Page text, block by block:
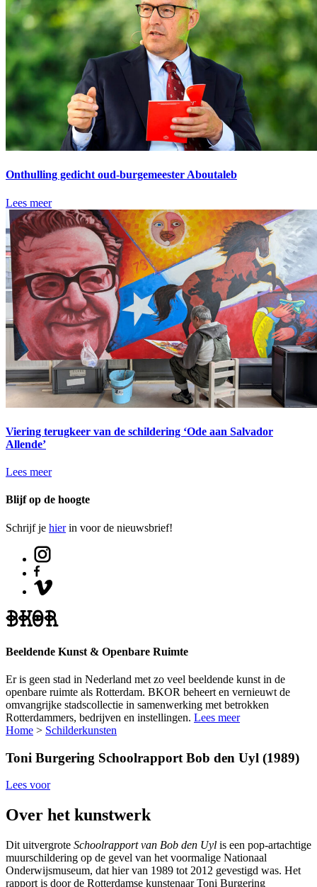
Onthulling gedicht oud-burgemeester Aboutaleb
Lees meer
Viering terugkeer van de schildering ‘Ode aan Salvador
Allende’
Lees meer
Blijf op de hoogte
Schrijf je hierin voor de nieuwsbrief!
Beeldende Kunst & Openbare Ruimte
Er is geen stad in Nederland met zo veel beeldende kunst in de
openbare ruimte als Rotterdam. BKOR beheert en vernieuwt de
omvangrijke stadscollectie in samenwerking met betrokken
Rotterdammers, bedrijven en instellingen. Lees meer
Home > Schilderkunsten
Toni Burgering Schoolrapport Bob den Uyl (1989)
Lees voor
Over het kunstwerk
Dit uitvergrote Schoolrapport van Bob den Uyl is een pop-artachtige
muurschildering op de gevel van het voormalige Nationaal
Onderwijsmuseum, dat hier van 1989 tot 2012 gevestigd was. Het
rapport is door de Rotterdamse kunstenaar Toni Burgering